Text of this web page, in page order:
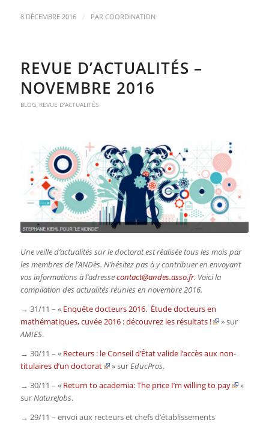
8 DÉCEMBRE 2016 / PAR COORDINATION
REVUE D’ACTUALITÉS –
NOVEMBRE 2016
BLOG, REVUE D'ACTUALITÉS
Une veille d’actualités sur le doctorat est réalisée tous les mois par
les membres de l’ANDès. N’hésitez pas à y contribuer en envoyant
vos informations à l’adressecontact@andes.asso.fr. Voici la
compilation des actualités réunies en novembre 2016.
→ 31/11 – « Enquête docteurs 2016. Étude docteurs en
mathématiques, cuvée 2016 : découvrez les résultats !
» sur
AMIES.
→ 30/11 – « Recteurs : le Conseil d’État valide l’accès aux non-
titulaires d’un doctorat
» surEducPros.
→ 30/11 – « Return to academia: The price I’m willing to pay
»
surNatureJobs.
→ 29/11 – envoi aux recteurs et chefs d’établissements